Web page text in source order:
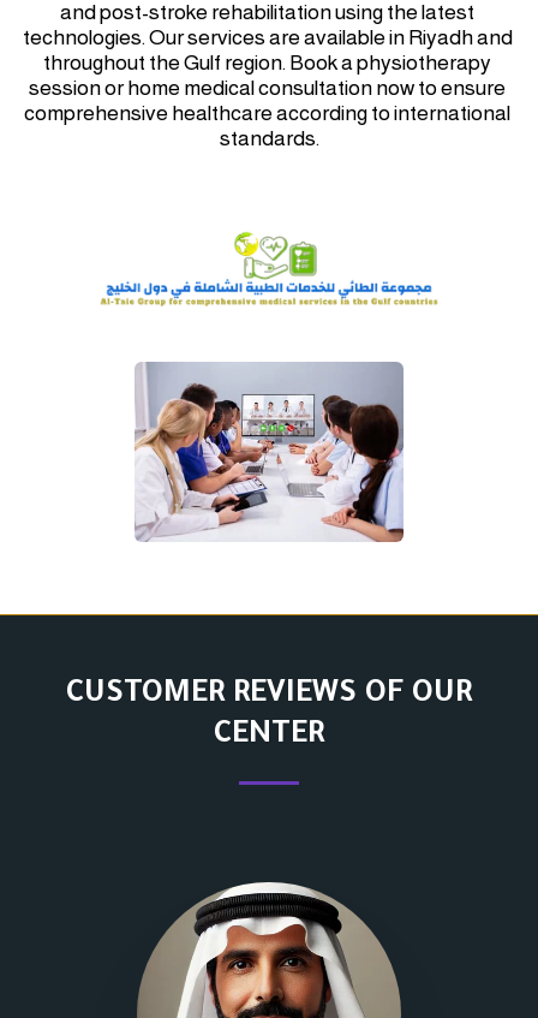
and post-stroke rehabilitation using the latest
technologies. Our services are available in Riyadh and
throughout the Gulf region. Book a physiotherapy
session or home medical consultation now to ensure
comprehensive healthcare according to international
standards.
CUSTOMER REVIEWS OF OUR
CENTER